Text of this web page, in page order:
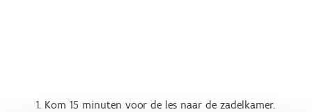
Kom 15 minuten voor de les naar de zadelkamer.